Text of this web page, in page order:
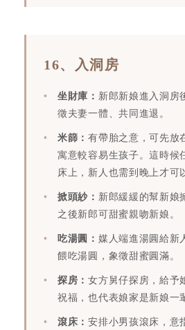
16、入洞房
坐財庫： 新郎新娘進入洞房
徵夫妻一體、共同進退。
米篩：有帶胎之意，可先放
寓意較容易生孩子。這時候
床上，新人也需到晚上才可
掀頭紗： 新郎緩緩的幫新娘
之後新郎可甜蜜親吻新娘。
吃湯圓： 媒人端進湯圓給新
餵吃湯圓，象徵甜蜜圓滿。
探房：女方舅仔探房，給予
祝福，也代表娘家是新娘一
滾床：安排小男孩滾床，意